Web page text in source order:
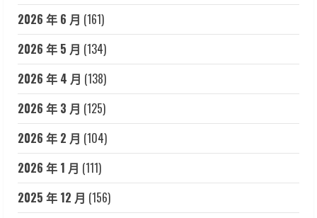
2026 年 6 月 (161)
2026 年 5 月 (134)
2026 年 4 月 (138)
2026 年 3 月 (125)
2026 年 2 月 (104)
2026 年 1 月 (111)
2025 年 12 月 (156)